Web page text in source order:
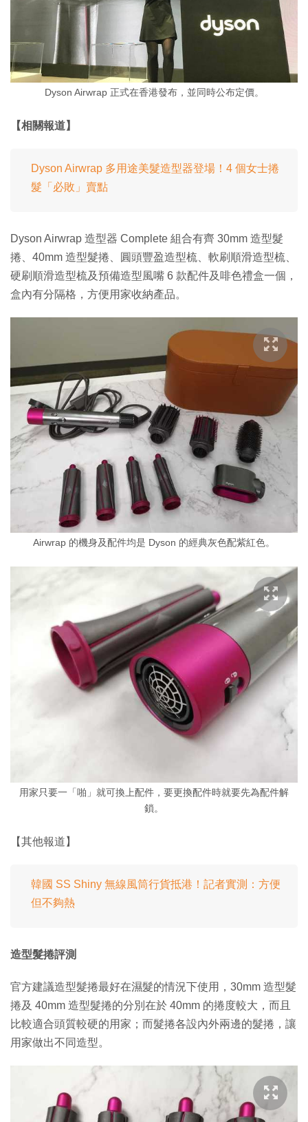
Dyson Airwrap 正式在香港發布，並同時公布定價。
【相關報道】
Dyson Airwrap 多用途美髮造型器登場！4 個女士捲
髮「必敗」賣點
Dyson Airwrap 造型器 Complete 組合有齊 30mm 造型髮
捲、40mm 造型髮捲、圓頭豐盈造型梳、軟刷順滑造型梳、
硬刷順滑造型梳及預備造型風嘴 6 款配件及啡色禮盒一個，
盒內有分隔格，方便用家收納產品。
Airwrap 的機身及配件均是 Dyson 的經典灰色配紫紅色。
用家只要一「啪」就可換上配件，要更換配件時就要先為配件解
鎖。
【其他報道】
韓國 SS Shiny 無線風筒行貨抵港！記者實測：方便
但不夠熱
造型髮捲評測
官方建議造型髮捲最好在濕髮的情況下使用，30mm 造型髮
捲及 40mm 造型髮捲的分別在於 40mm 的捲度較大，而且
比較適合頭質較硬的用家；而髮捲各設內外兩邊的髮捲，讓
用家做出不同造型。